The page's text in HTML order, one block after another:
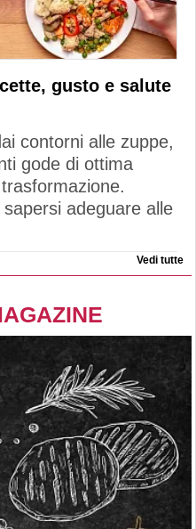
gusto e salute
contorni alle zuppe,
gode di ottima
adeguare alle
Vedi tutte